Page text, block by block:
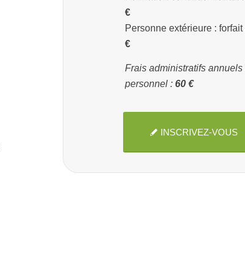
€
Personne extérieure :
€
Frais administratifs annuels
personnel : 60 €
INSCRIVEZ-VOUS